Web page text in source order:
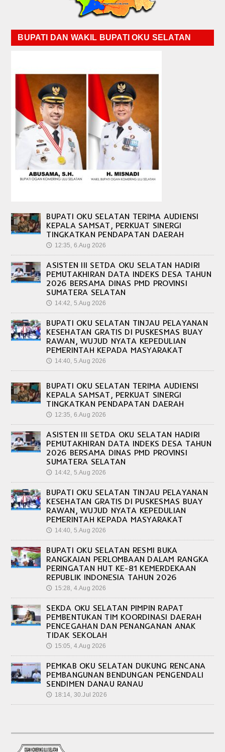
BUPATI DAN WAKIL BUPATI OKU SELATAN
BUPATI OKU SELATAN TERIMA AUDIENSI
KEPALA SAMSAT, PERKUAT SINERGI
TINGKATKAN PENDAPATAN DAERAH
🕔 12:35, 6.Aug 2026
ASISTEN III SETDA OKU SELATAN HADIRI
PEMUTAKHIRAN DATA INDEKS DESA TAHUN
2026 BERSAMA DINAS PMD PROVINSI
SUMATERA SELATAN
🕔 14:42, 5.Aug 2026
BUPATI OKU SELATAN TINJAU PELAYANAN
KESEHATAN GRATIS DI PUSKESMAS BUAY
RAWAN, WUJUD NYATA KEPEDULIAN
PEMERINTAH KEPADA MASYARAKAT
🕔 14:40, 5.Aug 2026
BUPATI OKU SELATAN TERIMA AUDIENSI
KEPALA SAMSAT, PERKUAT SINERGI
TINGKATKAN PENDAPATAN DAERAH
🕔 12:35, 6.Aug 2026
ASISTEN III SETDA OKU SELATAN HADIRI
PEMUTAKHIRAN DATA INDEKS DESA TAHUN
2026 BERSAMA DINAS PMD PROVINSI
SUMATERA SELATAN
🕔 14:42, 5.Aug 2026
BUPATI OKU SELATAN TINJAU PELAYANAN
KESEHATAN GRATIS DI PUSKESMAS BUAY
RAWAN, WUJUD NYATA KEPEDULIAN
PEMERINTAH KEPADA MASYARAKAT
🕔 14:40, 5.Aug 2026
BUPATI OKU SELATAN RESMI BUKA
RANGKAIAN PERLOMBAAN DALAM RANGKA
PERINGATAN HUT KE-81 KEMERDEKAAN
REPUBLIK INDONESIA TAHUN 2026
🕔 15:28, 4.Aug 2026
SEKDA OKU SELATAN PIMPIN RAPAT
PEMBENTUKAN TIM KOORDINASI DAERAH
PENCEGAHAN DAN PENANGANAN ANAK
TIDAK SEKOLAH
🕔 15:05, 4.Aug 2026
PEMKAB OKU SELATAN DUKUNG RENCANA
PEMBANGUNAN BENDUNGAN PENGENDALI
SENDIMEN DANAU RANAU
🕔 18:14, 30.Jul 2026